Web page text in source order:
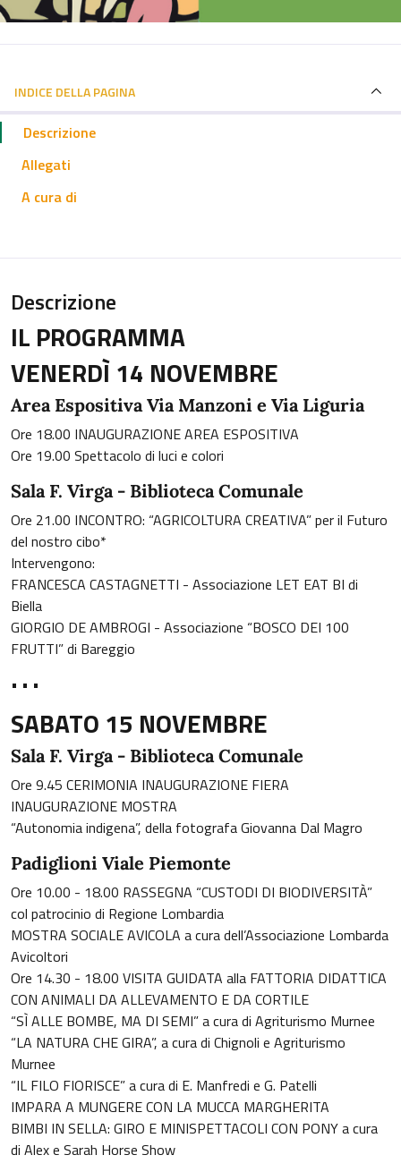
INDICE DELLA PAGINA
Descrizione
Allegati
A cura di
Descrizione
IL PROGRAMMA
VENERDÌ 14 NOVEMBRE
Area Espositiva Via Manzoni e Via Liguria
Ore 18.00 INAUGURAZIONE AREA ESPOSITIVA
Ore 19.00 Spettacolo di luci e colori
Sala F. Virga - Biblioteca Comunale
Ore 21.00 INCONTRO: “AGRICOLTURA CREATIVA” per il Futuro
del nostro cibo*
Intervengono:
FRANCESCA CASTAGNETTI - Associazione LET EAT BI di
Biella
GIORGIO DE AMBROGI - Associazione “BOSCO DEI 100
FRUTTI” di Bareggio
• • •
SABATO 15 NOVEMBRE
Sala F. Virga - Biblioteca Comunale
Ore 9.45 CERIMONIA INAUGURAZIONE FIERA
INAUGURAZIONE MOSTRA
“Autonomia indigena”, della fotografa Giovanna Dal Magro
Padiglioni Viale Piemonte
Ore 10.00 - 18.00 RASSEGNA “CUSTODI DI BIODIVERSITÀ”
col patrocinio di Regione Lombardia
MOSTRA SOCIALE AVICOLA a cura dell’Associazione Lombarda
Avicoltori
Ore 14.30 - 18.00 VISITA GUIDATA alla FATTORIA DIDATTICA
CON ANIMALI DA ALLEVAMENTO E DA CORTILE
“SÌ ALLE BOMBE, MA DI SEMI” a cura di Agriturismo Murnee
“LA NATURA CHE GIRA”, a cura di Chignoli e Agriturismo
Murnee
“IL FILO FIORISCE” a cura di E. Manfredi e G. Patelli
IMPARA A MUNGERE CON LA MUCCA MARGHERITA
BIMBI IN SELLA: GIRO E MINISPETTACOLI CON PONY a cura
di Alex e Sarah Horse Show